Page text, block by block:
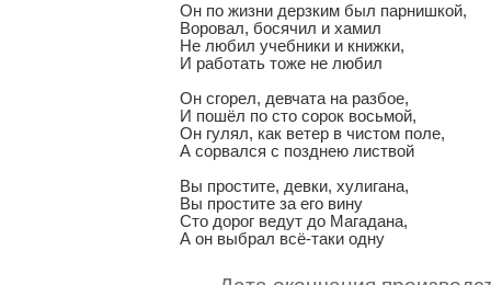
Он по жизни дерзким был парнишкой,
Воровал, босячил и хамил
Не любил учебники и книжки,
И работать тоже не любил
Он сгорел, девчата на разбое,
И пошёл по сто сорок восьмой,
Он гулял, как ветер в чистом поле,
А сорвался с позднею листвой
Вы простите, девки, хулигана,
Вы простите за его вину
Сто дорог ведут до Магадана,
А он выбрал всё-таки одну